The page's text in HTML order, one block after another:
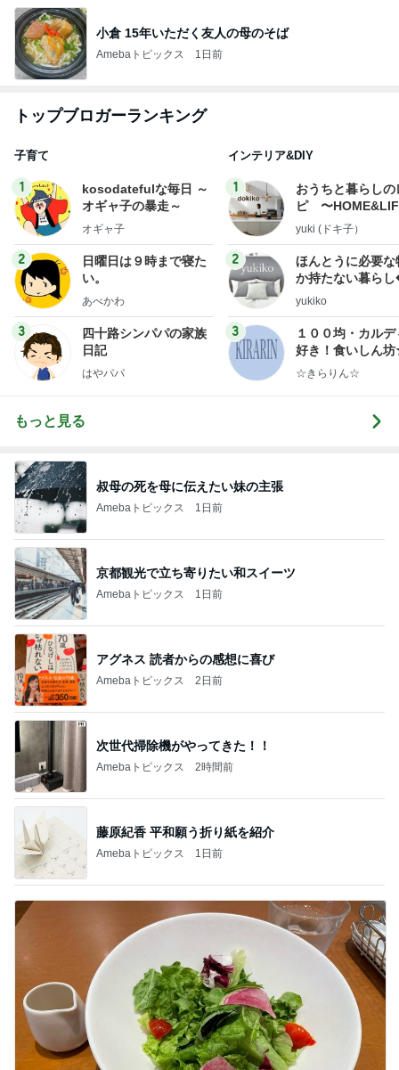
小倉 15年いただく友人の母のそば
Amebaトピックス 1日前
トップブロガーランキング
子育て
1
kosodatefulな毎日 ～
オギャ子の暴走～
オギャ子
2
日曜日は９時まで寝た
い。
あべかわ
3
四十路シンパパの家族
日記
はやパパ
インテリア&DIY
1
おうちと暮らしの
ピ 〜
yuki (ドキ子）
2
ほんとうに必要な
か持たない暮ら
ep Life Simple◆
yukiko
3
１００均・カルデ
好き！食いしん
らりん☆のブログ
☆きらりん☆
もっと見る
叔母の死を母に伝えたい妹の主張
Amebaトピックス 1日前
京都観光で立ち寄りたい和スイーツ
Amebaトピックス 1日前
アグネス 読者からの感想に喜び
Amebaトピックス 2日前
次世代掃除機がやってきた！！
Amebaトピックス 2時間前
藤原紀香 平和願う折り紙を紹介
Amebaトピックス 1日前